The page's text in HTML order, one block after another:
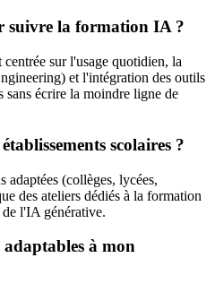
suivre la formation IA ?
sur l'usage quotidien, la
et l'intégration des outils
écrire la moindre ligne de
scolaires ?
adaptées (collèges, lycées,
des ateliers dédiés à la formation
de l'IA générative.
à mon